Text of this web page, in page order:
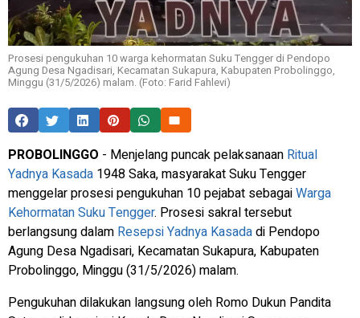
Prosesi pengukuhan 10 warga kehormatan Suku Tengger di Pendopo
Agung Desa Ngadisari, Kecamatan Sukapura, Kabupaten Probolinggo,
Minggu (31/5/2026) malam. (Foto: Farid Fahlevi)
PROBOLINGGO - Menjelang puncak pelaksanaan Ritual
Yadnya Kasada 1948 Saka, masyarakat Suku Tengger
menggelar prosesi pengukuhan 10 pejabat sebagaiWarga
Kehormatan Suku Tengger. Prosesi sakral tersebut
berlangsung dalam Resepsi Yadnya Kasadadi Pendopo
Agung Desa Ngadisari, Kecamatan Sukapura, Kabupaten
Probolinggo, Minggu (31/5/2026) malam.
Pengukuhan dilakukan langsung oleh Romo Dukun Pandita